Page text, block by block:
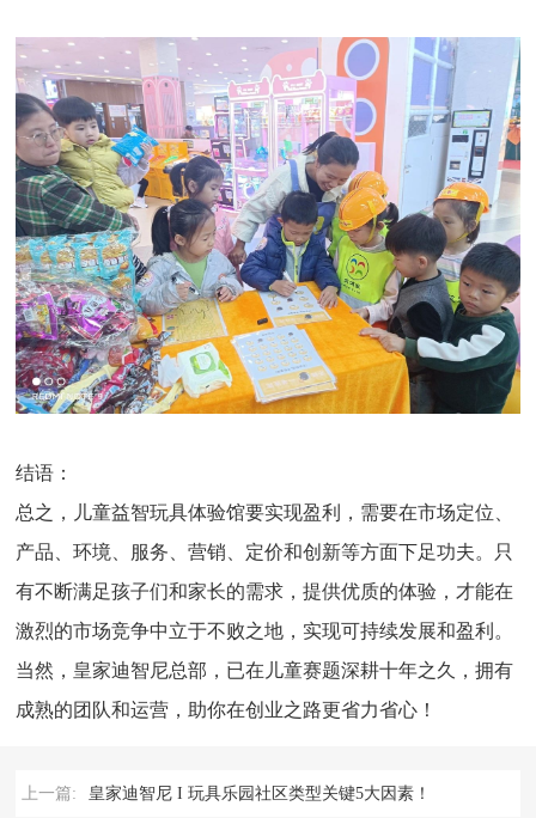
结语：
总之，儿童益智玩具体验馆要实现盈利，需要在市场定位、
产品、环境、服务、营销、定价和创新等方面下足功夫。只
有不断满足孩子们和家长的需求，提供优质的体验，才能在
激烈的市场竞争中立于不败之地，实现可持续发展和盈利。
当然，皇家迪智尼总部，已在儿童赛题深耕十年之久，拥有
成熟的团队和运营，助你在创业之路更省力省心！
上一篇: 皇家迪智尼 I 玩具乐园社区类型关键5大因素！